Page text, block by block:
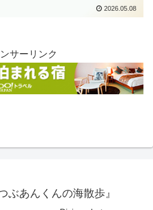
2026.05.08
サーリンク
ぶあんくんの海散歩』